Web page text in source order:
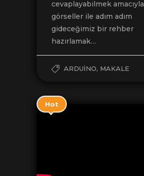
cevaplayabilmek amacıyla
görseller ile adım adım
gideceğimiz bir rehber
hazırlamak…
ARDUINO, MAKALE
Hot